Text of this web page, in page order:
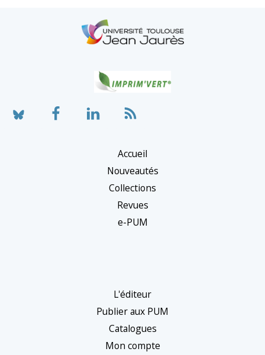
Accueil
Nouveautés
Collections
Revues
e-PUM
L'éditeur
Publier aux PUM
Catalogues
Mon compte